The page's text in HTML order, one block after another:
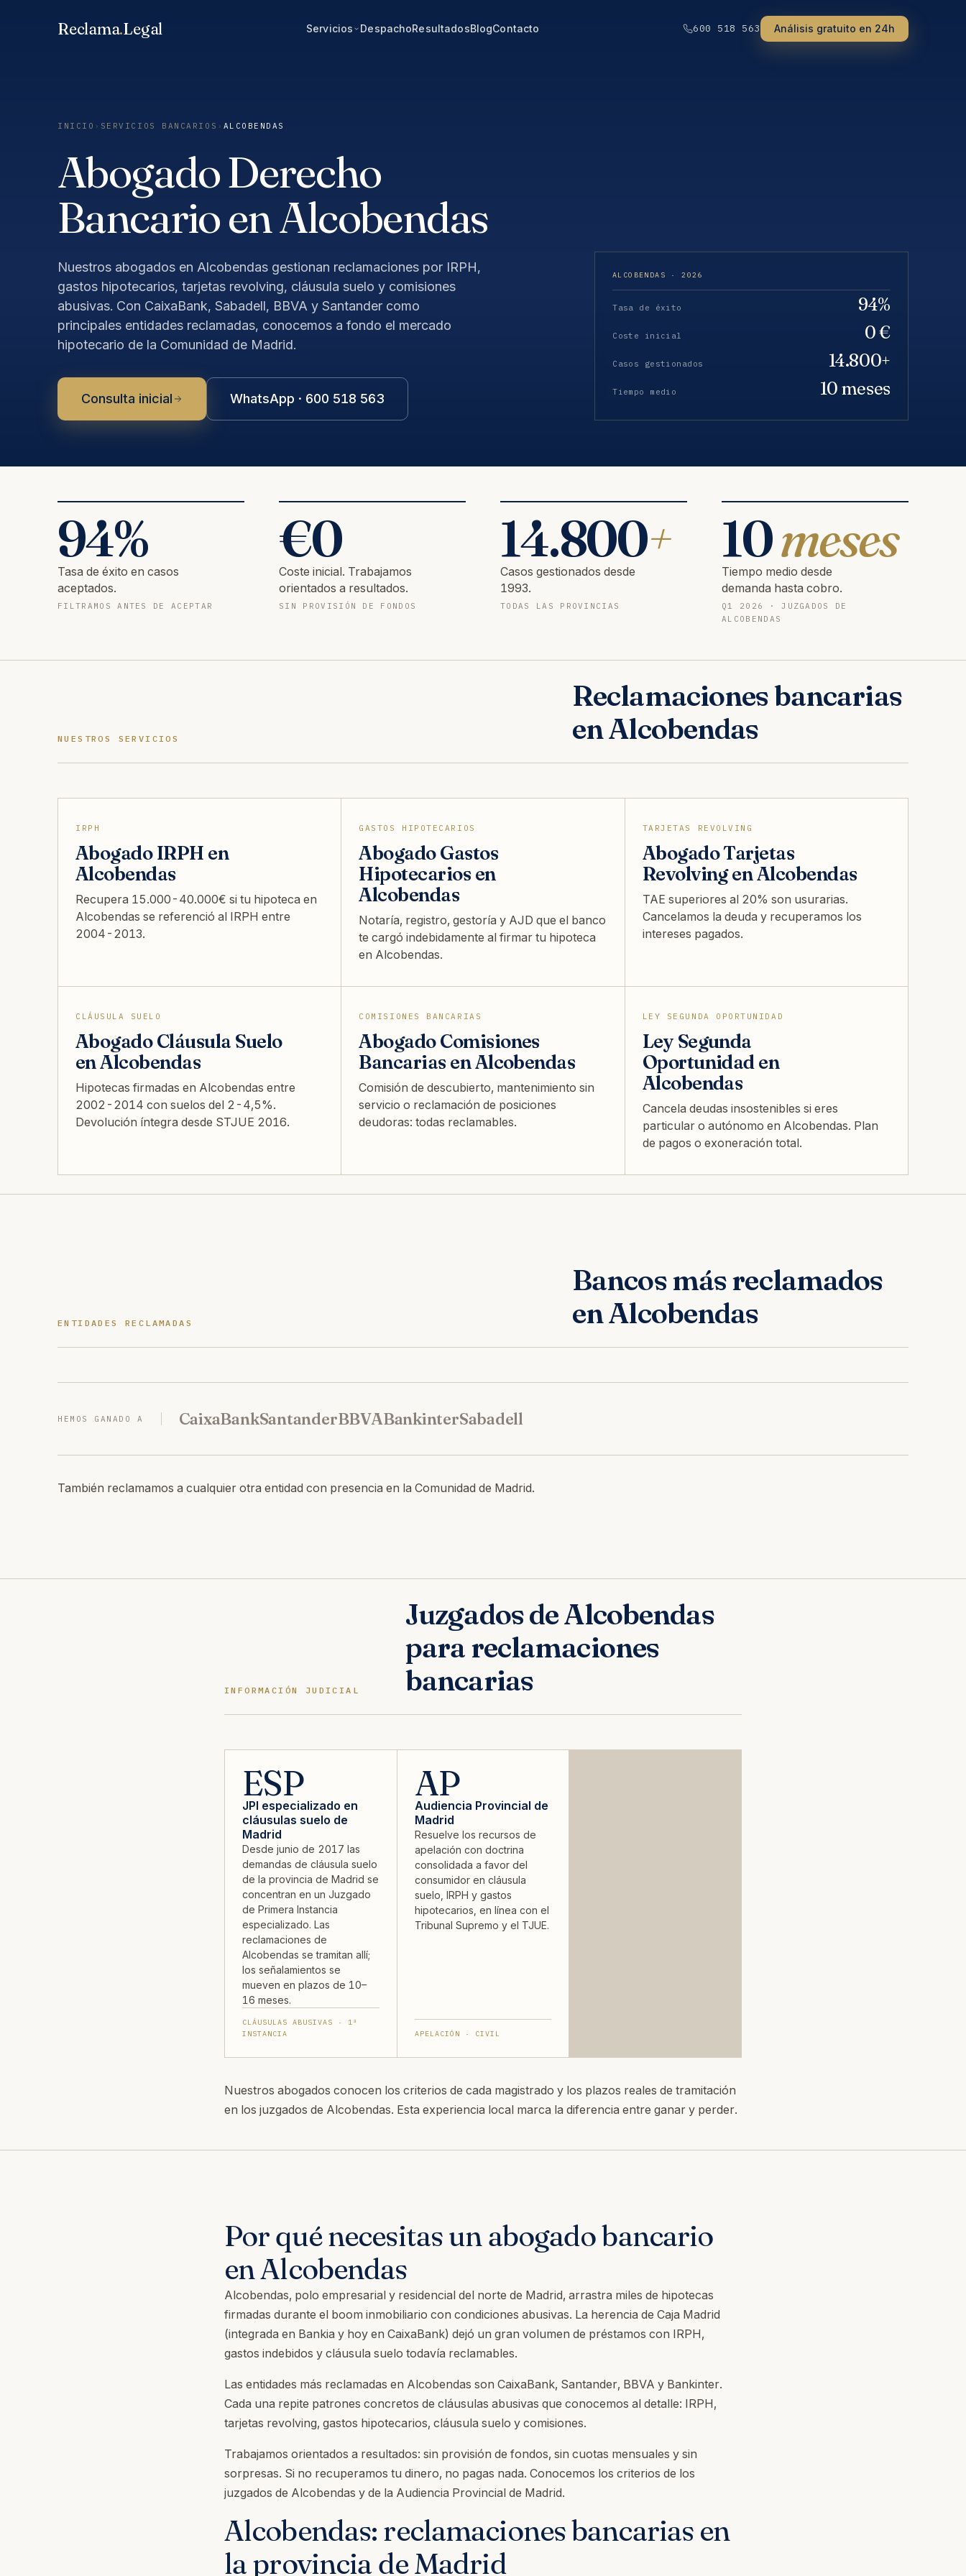
Reclama.Legal Servicios DespachoResultadosBlogContacto 600 518 563 Análisis gratuito en 24h
INICIO › SERVICIOS BANCARIOS › ALCOBENDAS
Abogado Derecho
Bancario en Alcobendas
Nuestros abogados en Alcobendas gestionan reclamaciones por IRPH,
gastos hipotecarios, tarjetas revolving, cláusula suelo y comisiones
abusivas. Con CaixaBank, Sabadell, BBVA y Santander como
principales entidades reclamadas, conocemos a fondo el mercado
hipotecario de la Comunidad de Madrid.
Consulta inicial WhatsApp · 600 518 563
ALCOBENDAS · 2026
Tasa de éxito 94%
Coste inicial 0 €
Casos gestionados 14.800+
Tiempo medio 10 meses
94%
Tasa de éxito en casos
aceptados.
FILTRAMOS ANTES DE ACEPTAR
€0
Coste inicial. Trabajamos
orientados a resultados.
SIN PROVISIÓN DE FONDOS
14.800+
Casos gestionados desde
1993.
TODAS LAS PROVINCIAS
10meses
Tiempo medio desde
demanda hasta cobro.
Q1 2026 · JUZGADOS DE
ALCOBENDAS
NUESTROS SERVICIOS
Reclamaciones bancarias
en Alcobendas
IRPH
Abogado IRPH en
Alcobendas
Recupera 15.000-40.000€ si tu hipoteca en
Alcobendas se referenció al IRPH entre
2004-2013.
GASTOS HIPOTECARIOS
Abogado Gastos
Hipotecarios en
Alcobendas
Notaría, registro, gestoría y AJD que el banco
te cargó indebidamente al firmar tu hipoteca
en Alcobendas.
TARJETAS REVOLVING
Abogado Tarjetas
Revolving en Alcobendas
TAE superiores al 20% son usurarias.
Cancelamos la deuda y recuperamos los
intereses pagados.
CLÁUSULA SUELO
Abogado Cláusula Suelo
en Alcobendas
Hipotecas firmadas en Alcobendas entre
2002-2014 con suelos del 2-4,5%.
Devolución íntegra desde STJUE 2016.
COMISIONES BANCARIAS
Abogado Comisiones
Bancarias en Alcobendas
Comisión de descubierto, mantenimiento sin
servicio o reclamación de posiciones
deudoras: todas reclamables.
LEY SEGUNDA OPORTUNIDAD
Ley Segunda
Oportunidad en
Alcobendas
Cancela deudas insostenibles si eres
particular o autónomo en Alcobendas. Plan
de pagos o exoneración total.
ENTIDADES RECLAMADAS
Bancos más reclamados
en Alcobendas
HEMOS GANADO A CaixaBankSantanderBBVABankinterSabadell
También reclamamos a cualquier otra entidad con presencia en la Comunidad de Madrid.
INFORMACIÓN JUDICIAL
Juzgados de Alcobendas
para reclamaciones
bancarias
ESP
JPI especializado en
cláusulas suelo de
Madrid
Desde junio de 2017 las
demandas de cláusula suelo
de la provincia de Madrid se
concentran en un Juzgado
de Primera Instancia
especializado. Las
reclamaciones de
Alcobendas se tramitan allí;
los señalamientos se
mueven en plazos de 10–
16 meses.
CLÁUSULAS ABUSIVAS · 1ª
INSTANCIA
AP
Audiencia Provincial de
Madrid
Resuelve los recursos de
apelación con doctrina
consolidada a favor del
consumidor en cláusula
suelo, IRPH y gastos
hipotecarios, en línea con el
Tribunal Supremo y el TJUE.
APELACIÓN · CIVIL
Nuestros abogados conocen los criterios de cada magistrado y los plazos reales de tramitación
en los juzgados de Alcobendas. Esta experiencia local marca la diferencia entre ganar y perder.
Por qué necesitas un abogado bancario
en Alcobendas
Alcobendas, polo empresarial y residencial del norte de Madrid, arrastra miles de hipotecas
firmadas durante el boom inmobiliario con condiciones abusivas. La herencia de Caja Madrid
(integrada en Bankia y hoy en CaixaBank) dejó un gran volumen de préstamos con IRPH,
gastos indebidos y cláusula suelo todavía reclamables.
Las entidades más reclamadas en Alcobendas son CaixaBank, Santander, BBVA y Bankinter.
Cada una repite patrones concretos de cláusulas abusivas que conocemos al detalle: IRPH,
tarjetas revolving, gastos hipotecarios, cláusula suelo y comisiones.
Trabajamos orientados a resultados: sin provisión de fondos, sin cuotas mensuales y sin
sorpresas. Si no recuperamos tu dinero, no pagas nada. Conocemos los criterios de los
juzgados de Alcobendas y de la Audiencia Provincial de Madrid.
Alcobendas: reclamaciones bancarias en
la provincia de Madrid